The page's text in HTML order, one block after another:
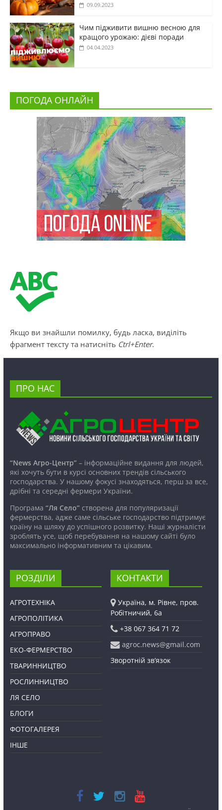
09.09.2023
Чим підживити вишню весною для
кращого урожаю: дієві поради
04.04.2023
ПОГОДА ОНЛАЙН
Якщо ви знайшли помилку, будь ласка, виділіть
фрагмент тексту та натисніть Ctrl+Enter.
ПРО НАС
“News Агро-Центр”– інформаційне видання для людей,
які хочуть бути в курсі основних трендів сільського
господарства. У нашому фокусі знаходяться, перш за все,
дрібні та середні фермери України.
Програма “Ля Село”створена для популяризації
фермерства, адже саме сільське господарство підтримує
країну на шляху до успішного розвитку. Наші журналісти
зроблять усе, щоб перебування на нашому сайті було
максимально інформативним та цікавим.
РОЗДІЛИ
АГРОТЕХНІКА
АГРОПОЛІТИКА
АГРОПРАВО
ЕКО-ФЕРМЕРСТВО
ТВАРИННИЦТВО
РОСЛИННИЦТВО
ЛЯ СЕЛО
БЛОГИ
ФОТОГАЛЕРЕЯ
ІНШЕ
КОНТАКТИ
Україна, м. Рівне, пров.
Робітничий, 6а
+38 067 364 71 72
agroc.news@gmail.com
Зворотній зв’язок